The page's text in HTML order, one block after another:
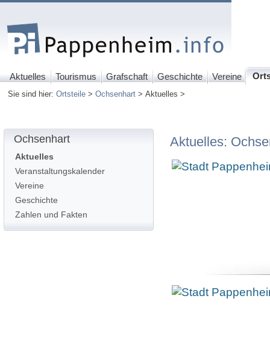
Aktuelles Tourismus Grafschaft Geschichte Vereine
Sie sind hier:Ortsteile >Ochsenhart > Aktuelles >
Ochsenhart
Aktuelles
Veranstaltungskalender
Vereine
Geschichte
Zahlen und Fakten
Aktuelles: